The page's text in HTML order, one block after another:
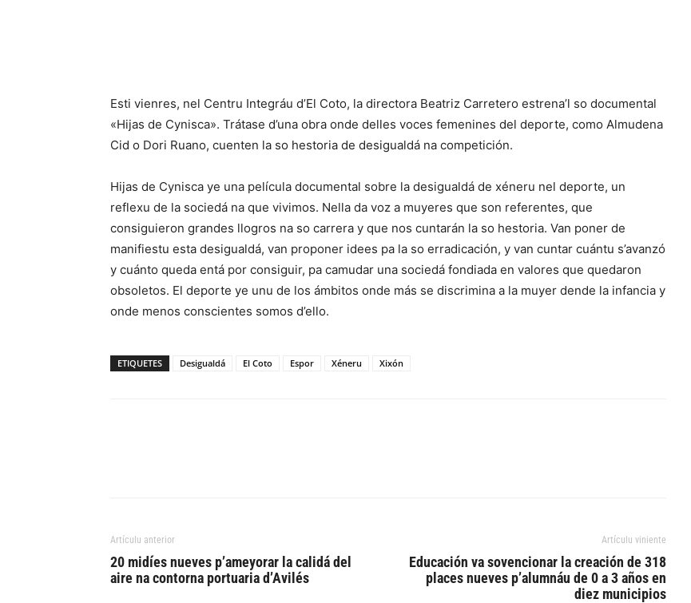
Esti vienres, nel Centru Integráu d’El Coto, la directora Beatriz Carretero estrena’l so documental
«Hijas de Cynisca». Trátase d’una obra onde delles voces femenines del deporte, como Almudena
Cid o Dori Ruano, cuenten la so hestoria de desigualdá na competición.
Hijas de Cynisca ye una película documental sobre la desigualdá de xéneru nel deporte, un
reflexu de la sociedá na que vivimos. Nella da voz a muyeres que son referentes, que
consiguieron grandes llogros na so carrera y que nos cuntarán la so hestoria. Van poner de
manifiestu esta desigualdá, van proponer idees pa la so erradicación, y van cuntar cuántu s’avanzó
y cuánto queda entá por consiguir, pa camudar una sociedá fondiada en valores que quedaron
obsoletos. El deporte ye unu de los ámbitos onde más se discrimina a la muyer dende la infancia y
onde menos conscientes somos d’ello.
ETIQUETES Desigualdá El Coto Espor Xéneru Xixón
Artículu anterior
20 midíes nueves p’ameyorar la calidá del
aire na contorna portuaria d’Avilés
Artículu viniente
Educación va sovencionar la creación de 318
places nueves p’alumnáu de 0 a 3 años en
diez municipios